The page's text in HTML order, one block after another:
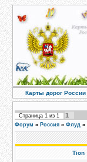
Карты дорог России
Страница 1 из 1 1
Форум » Россия » Флуд »
Tion